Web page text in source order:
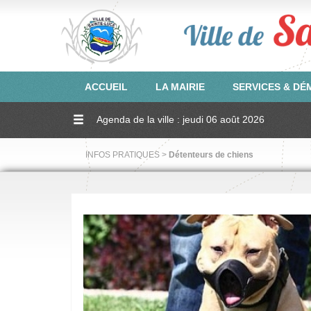
ACCUEIL LA MAIRIE SERVICES &
Agenda de la ville : jeudi 06 août 2026
INFOS PRATIQUES > Détenteurs de chiens